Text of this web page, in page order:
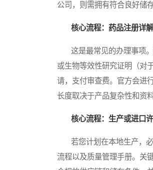
公司，则需拥有符合良好储
核心流程：药品注册详解
这是最常见的办理事项。
或生物等效性研究证明（对
请，支付审查费。官方会进
长度取决于产品复杂性和资
核心流程：生产或进口
若您计划在本地生产，必
流程以及质量管理手册。关